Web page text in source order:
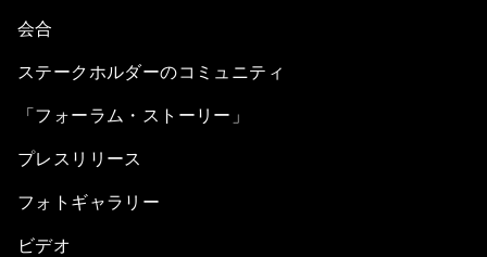
会合
ステークホルダーのコミュニティ
「フォーラム・ストーリー」
プレスリリース
フォトギャラリー
ビデオ